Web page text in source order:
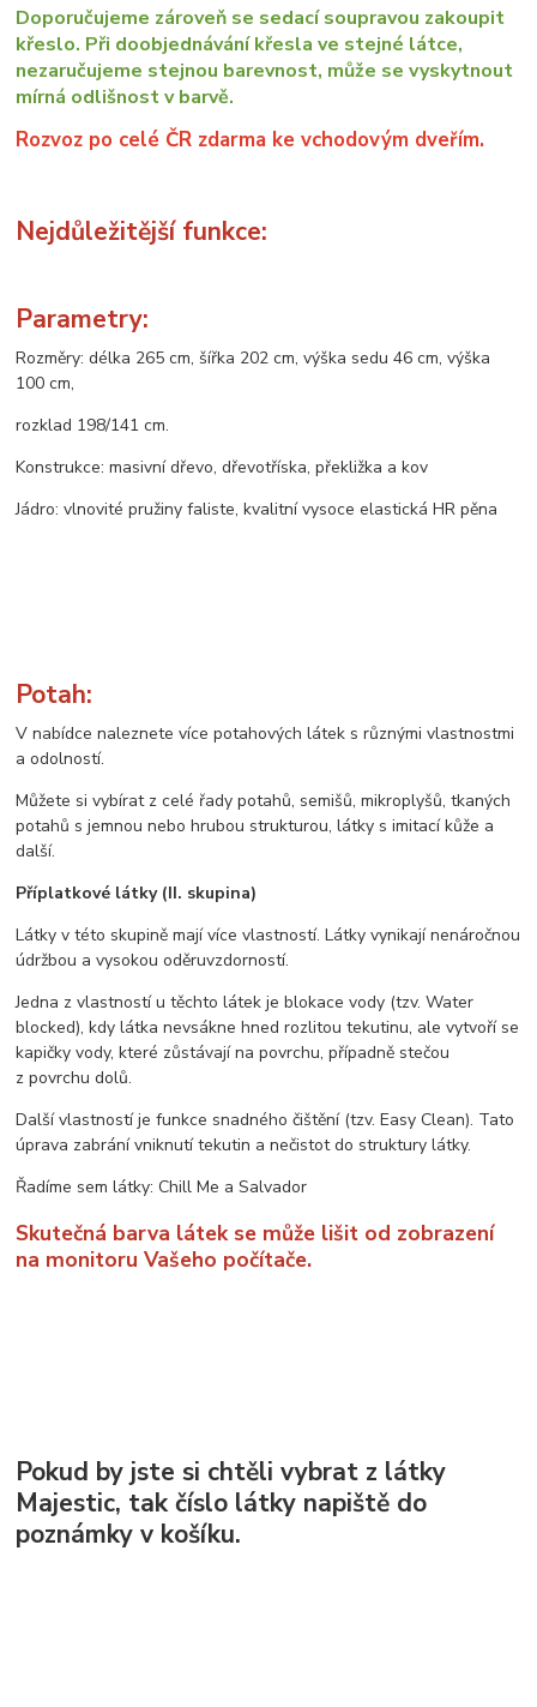
Doporučujeme zároveň se sedací soupravou zakoupit
křeslo. Při doobjednávání křesla ve stejné látce,
nezaručujeme stejnou barevnost, může se vyskytnout
mírná odlišnost v barvě.
Rozvoz po celé ČR zdarma ke vchodovým dveřím.
Nejdůležitější funkce:
Parametry:
Rozměry: délka 265 cm, šířka 202 cm, výška sedu 46 cm, výška
100 cm,
rozklad 198/141 cm.
Konstrukce: masivní dřevo, dřevotříska, překližka a kov
Jádro: vlnovité pružiny faliste, kvalitní vysoce elastická HR pěna
Potah:
V nabídce naleznete více potahových látek s různými vlastnostmi
a odolností.
Můžete si vybírat z celé řady potahů, semišů, mikroplyšů, tkaných
potahů s jemnou nebo hrubou strukturou, látky s imitací kůže a
další.
Příplatkové látky (II. skupina)
Látky v této skupině mají více vlastností. Látky vynikají nenáročnou
údržbou a vysokou oděruvzdorností.
Jedna z vlastností u těchto látek je blokace vody (tzv. Water
blocked), kdy látka nevsákne hned rozlitou tekutinu, ale vytvoří se
kapičky vody, které zůstávají na povrchu, případně stečou
z povrchu dolů.
Další vlastností je funkce snadného čištění (tzv. Easy Clean). Tato
úprava zabrání vniknutí tekutin a nečistot do struktury látky.
Řadíme sem látky: Chill Me a Salvador
Skutečná barva látek se může lišit od zobrazení
na monitoru Vašeho počítače.
Pokud by jste si chtěli vybrat z látky
Majestic, tak číslo látky napiště do
poznámky v košíku.